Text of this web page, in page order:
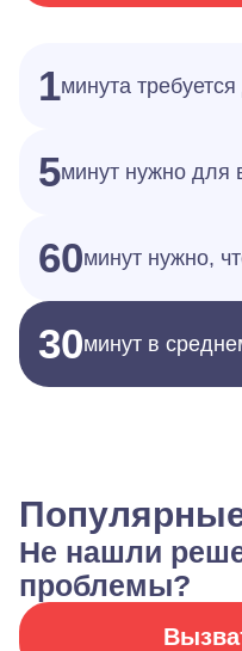
1минута
5минут нужно для
60минут нужно,
30минут в
Не нашли
проблемы?